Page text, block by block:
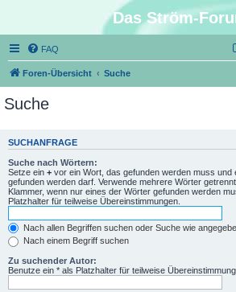
Das Ström-
FAQ
Foren-Übersicht Suche
Suche
SUCHANFRAGE
Suche nach Wörtern:
Setze ein + vor ein Wort, das gefunden werden muss und
gefunden werden darf. Verwende mehrere Wörter
Klammer, wenn nur eines der Wörter gefunden werden
Platzhalter für teilweise Übereinstimmungen.
Nach allen Begriffen suchen oder Suche wie
Nach einem Begriff suchen
Zu suchender Autor:
Benutze ein * als Platzhalter für teilweise